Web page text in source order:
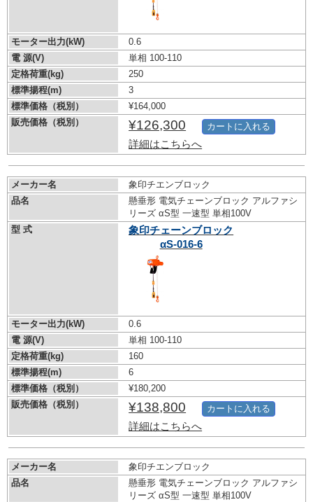
モーター出力(kW)
0.6
電 源(V)
単相 100-110
定格荷重(kg)
250
標準揚程(m)
3
標準価格（税別）
¥164,000
販売価格（税別）
¥126,300
詳細はこちらへ
カートに入れる
メーカー名
象印チエンブロック
品名
懸垂形 電気チェーンブロック アルファシ
リーズ αS型 一速型 単相100V
型 式
象印チェーンブロック
αS-016-6
モーター出力(kW)
0.6
電 源(V)
単相 100-110
定格荷重(kg)
160
標準揚程(m)
6
標準価格（税別）
¥180,200
販売価格（税別）
¥138,800
詳細はこちらへ
カートに入れる
メーカー名
象印チエンブロック
品名
懸垂形 電気チェーンブロック アルファシ
リーズ αS型 一速型 単相100V